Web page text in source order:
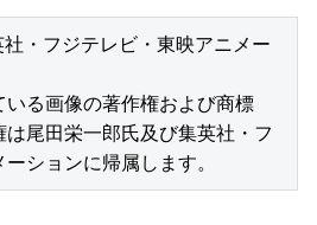
・フジテレビ・東映アニメー
る画像の著作権および商標
尾田栄一郎氏及び集英社・フ
ションに帰属します。